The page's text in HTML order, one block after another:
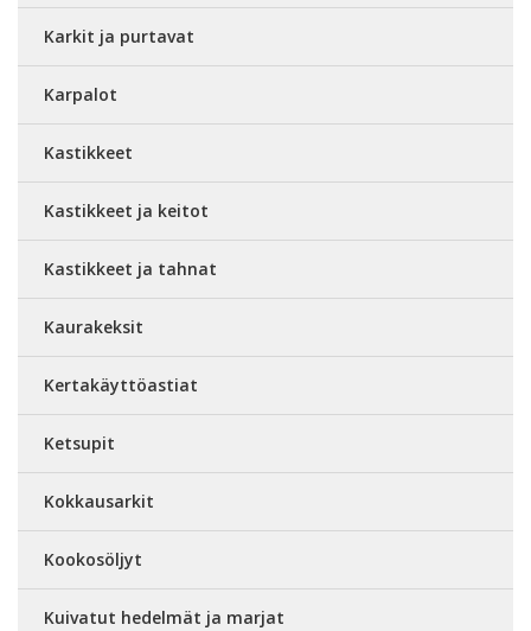
Karkit ja purtavat
Karpalot
Kastikkeet
Kastikkeet ja keitot
Kastikkeet ja tahnat
Kaurakeksit
Kertakäyttöastiat
Ketsupit
Kokkausarkit
Kookosöljyt
Kuivatut hedelmät ja marjat